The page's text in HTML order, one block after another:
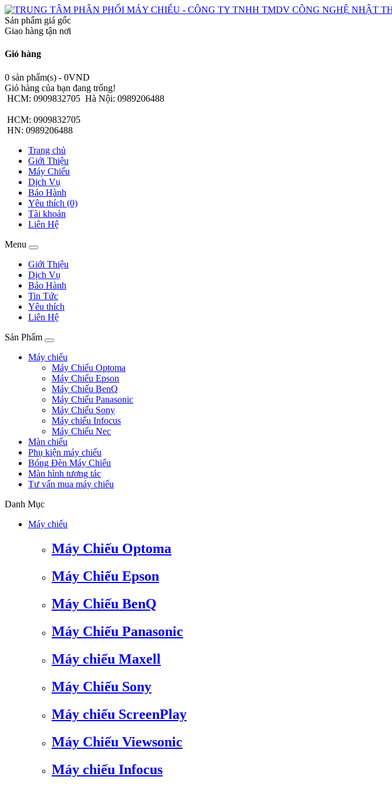
Sản phẩm giá gốc
Giao hàng tận nơi
Giỏ hàng
0 sản phẩm(s) - 0VND
Giỏ hàng của bạn đang trống!
HCM: 0909832705 Hà Nội: 0989206488
HCM: 0909832705
HN: 0989206488
Trang chủ
Giới Thiệu
Máy Chiếu
Dịch Vụ
Bảo Hành
Yêu thích (0)
Tài khoản
Liên Hệ
Menu
Giới Thiệu
Dịch Vụ
Bảo Hành
Tin Tức
Yêu thích
Liên Hệ
Sản Phẩm
Máy chiếu
Máy Chiếu Optoma
Máy Chiếu Epson
Máy Chiếu BenQ
Máy Chiếu Panasonic
Máy Chiếu Sony
Máy chiếu Infocus
Máy Chiếu Nec
Màn chiếu
Phụ kiện máy chiếu
Bóng Đèn Máy Chiếu
Màn hình tương tác
Tư vấn mua máy chiếu
Danh Mục
Máy chiếu
Máy Chiếu Optoma
Máy Chiếu Epson
Máy Chiếu BenQ
Máy Chiếu Panasonic
Máy chiếu Maxell
Máy Chiếu Sony
Máy chiếu ScreenPlay
Máy Chiếu Viewsonic
Máy chiếu Infocus